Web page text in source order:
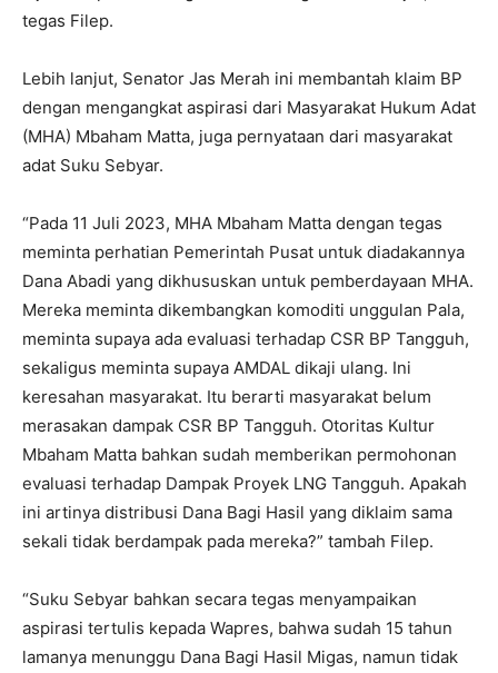
tegas Filep.
Lebih lanjut, Senator Jas Merah ini membantah klaim BP
dengan mengangkat aspirasi dari Masyarakat Hukum Adat
(MHA) Mbaham Matta, juga pernyataan dari masyarakat
adat Suku Sebyar.
“Pada 11 Juli 2023, MHA Mbaham Matta dengan tegas
meminta perhatian Pemerintah Pusat untuk diadakannya
Dana Abadi yang dikhususkan untuk pemberdayaan MHA.
Mereka meminta dikembangkan komoditi unggulan Pala,
meminta supaya ada evaluasi terhadap CSR BP Tangguh,
sekaligus meminta supaya AMDAL dikaji ulang. Ini
keresahan masyarakat. Itu berarti masyarakat belum
merasakan dampak CSR BP Tangguh. Otoritas Kultur
Mbaham Matta bahkan sudah memberikan permohonan
evaluasi terhadap Dampak Proyek LNG Tangguh. Apakah
ini artinya distribusi Dana Bagi Hasil yang diklaim sama
sekali tidak berdampak pada mereka?” tambah Filep.
“Suku Sebyar bahkan secara tegas menyampaikan
aspirasi tertulis kepada Wapres, bahwa sudah 15 tahun
lamanya menunggu Dana Bagi Hasil Migas, namun tidak